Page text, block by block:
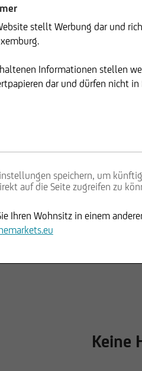
Keine
stellt Werbung dar und
Informationen stellen
dar und dürfen nicht
speichern, um künftig
auf die Seite zugreifen zu
Ihren Wohnsitz in einem